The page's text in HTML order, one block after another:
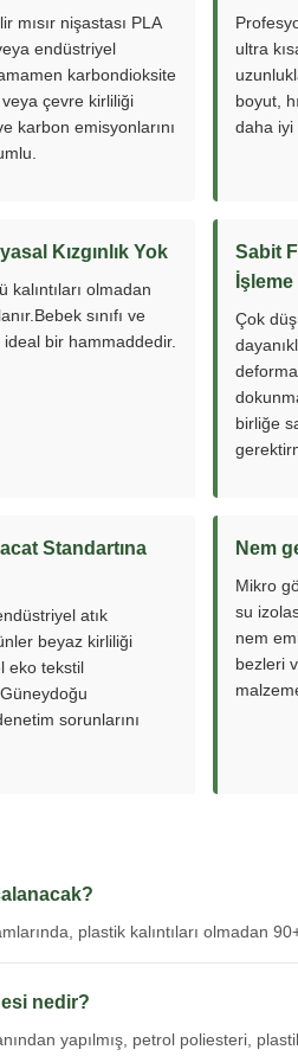
mısır nişastası PLA
endüstriyel
karbondioksite
veya çevre kirliliği
karbon emisyonlarını
ultra
boyut,
daha iyi
Kızgınlık Yok
olmadan
sınıfı ve
ideal bir hammaddedir.
Sabit
Çok
birliğe
Standartına
atık
beyaz kirliliği
eko tekstil
sorunlarını
Nem
Mikro
su
nem
bezleri
plastik kalıntıları olmadan
nedir?
yapılmış, petrol poliesteri,